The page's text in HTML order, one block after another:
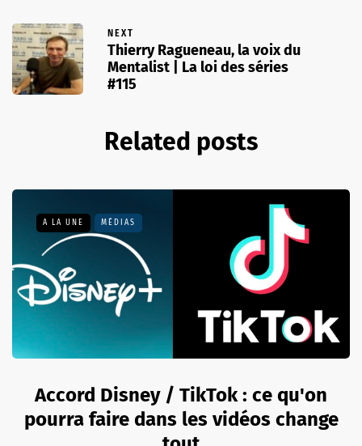
NEXT
Thierry Ragueneau, la voix du
Mentalist | La loi des séries
#115
Related posts
A LA UNE MÉDIAS
Accord Disney / TikTok : ce qu'on
pourra faire dans les vidéos change